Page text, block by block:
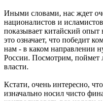
Иными словами, нас ждет
националистов и
показывает китайский опыт
это означает, что победит
нам - в каком направлении
России. Посмотрим, поймет
власти.
Кстати, очень интересно,
изначально носил чисто